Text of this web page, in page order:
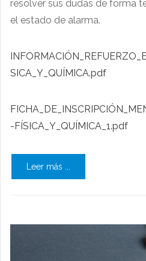
resolver sus dudas de forma
el estado de alarma.
SICA_Y_QUÍMICA.pdf
-FÍSICA_Y_QUÍMICA_1.pdf
Leer más ...